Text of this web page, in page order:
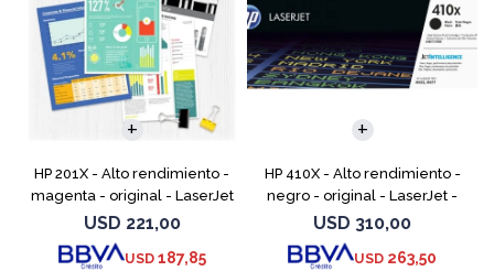
HP 201X - Alto rendimiento -
magenta - original - LaserJet
- cartucho de tóner (CF403X)
- para Color LaserJet Pro
M252dn, M252dw
USD 221,00
USD 187,85
HP 410X - Alto rendimiento -
negro - original - LaserJet -
cartucho de tóner (CF410X) -
para Color LaserJet Pro M452,
MFP M377,
USD 310,00
USD 263,50